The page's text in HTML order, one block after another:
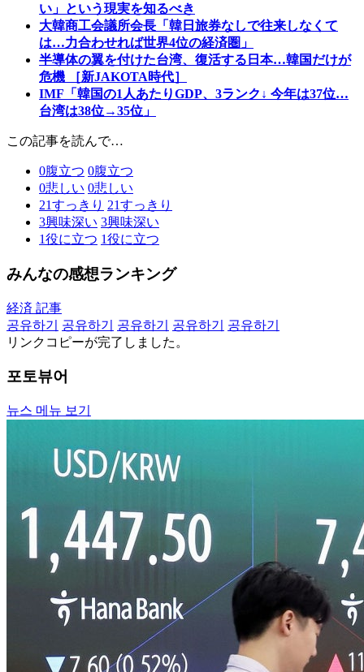
い」という現実を知るべき
大韓商工会議所会長「韓日旅券なしで往来しなくて
は…力合わせれば世界4位の経済圏」
半導体の翼を付けた台湾、復活する日本…韓国だけが
危機 ［新JAKOTA時代］
IMF「韓国の1人あたりGDP、3ランク↓ 今年は37位…
台湾は38位→35位」
この記事を読んで…
0腹立つ 0腹立つ
0悲しい 0悲しい
21すっきり 21すっきり
3興味深い 3興味深い
1役に立つ 1役に立つ
みんなの感想ランキング
経済 記事
공유하기
공유하기 공유하기 공유하기
공유하기
リンクコピーが完了しました。
포토뷰어
뉴스 메뉴 보기